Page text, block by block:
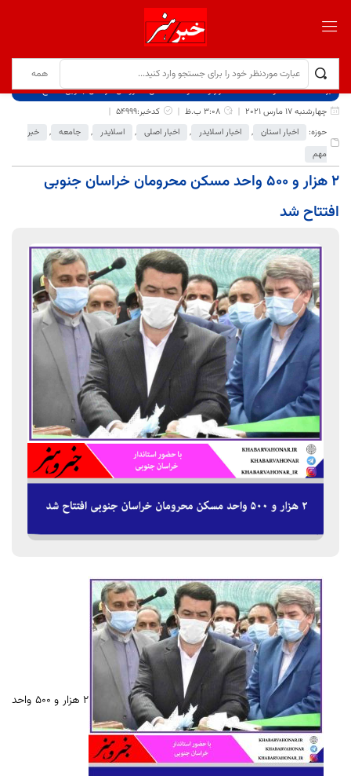
برگ نخست نوشته‌ها
۲ هزار و ۵۰۰ واحد مسکن محرومان خراسان جنوبی افتتاح شد
چهارشنبه 17 مارس 2021
3:08 ب.ظ
کدخبر:54999
حوزه:
اخبار استان , اخبار اسلایدر , اخبار اصلی , اسلایدر , جامعه ,
خبر
مهم
۲ هزار و ۵۰۰ واحد مسکن محرومان خراسان جنوبی
افتتاح شد
۲ هزار و ۵۰۰ واحد